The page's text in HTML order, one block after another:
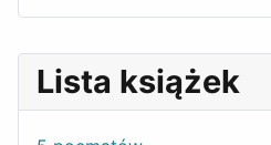
Lista książek